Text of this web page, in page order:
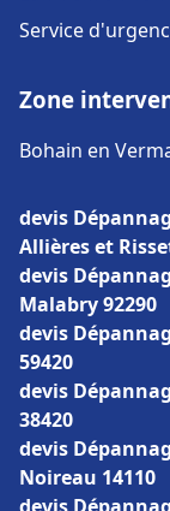
Service
Zone
Bohain en
devis
Allières et
devis
Malabry 92290
devis
59420
devis
38420
devis
Noireau 14110